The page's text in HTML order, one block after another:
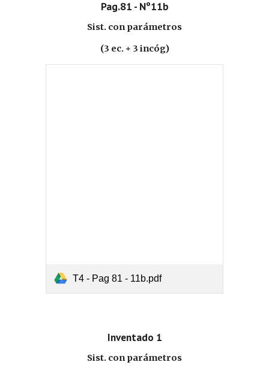
Pag.81 - Nº11b
Sist. con parámetros
(3 ec. + 3 incóg)
T4 - Pag 81 - 11b.pdf
Inventado 1
Sist. con parámetros